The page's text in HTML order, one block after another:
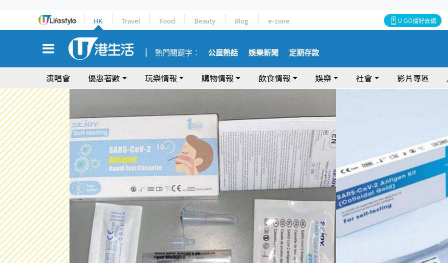
HK Travel Food Beauty Blog e-zone U GO搵好去處
熱門關鍵字： 公屋熱話 娛樂新聞 定期存款
演唱會 優惠著數 玩樂情報 購物情報 飲食情報 娛樂 社會 影片專區